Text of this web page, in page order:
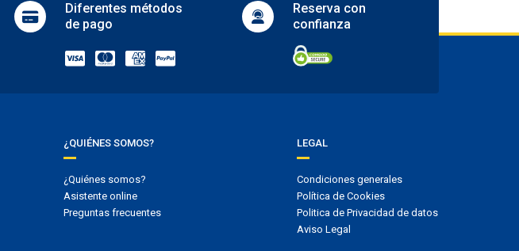
Diferentes métodos
de pago
Reserva con
confianza
¿QUIÉNES SOMOS?
¿Quiénes somos?
Asistente online
Preguntas frecuentes
LEGAL
Condiciones generales
Política de Cookies
Politica de Privacidad de datos
Aviso Legal